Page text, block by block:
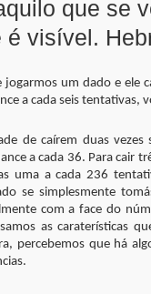
que se
é visível.
jogarmos um dado e ele
a cada seis tentativas,
de caírem duas vezes
a cada 36. Para cair
uma a cada 236
se simplesmente
com a face do
as caraterísticas
percebemos que há